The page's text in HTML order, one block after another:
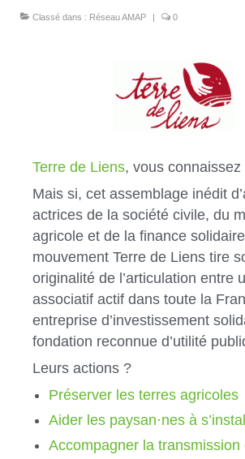
Classé dans : Réseau AMAP | 0
Terre de Liens, vous connaissez
Mais si, cet assemblage inédit
actrices de la société civile, du
agricole et de la finance
mouvement Terre de Liens tire
originalité de l’articulation entre
associatif actif dans toute la
entreprise d’investissement
fondation reconnue d’utilité
Leurs actions ?
Préserver les terres agricoles
Aider les paysan·nes à
Accompagner la transmission